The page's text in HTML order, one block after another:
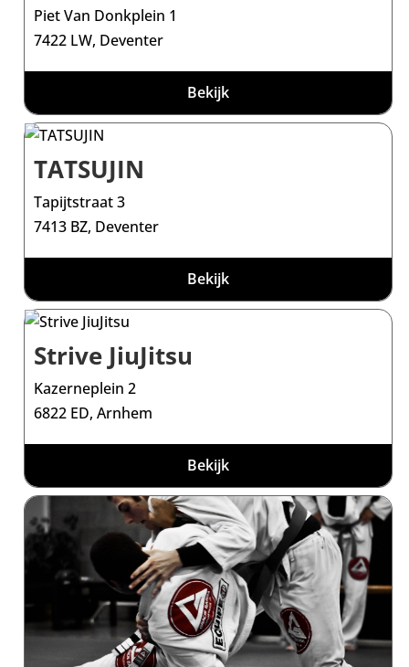
Piet Van Donkplein 1
7422 LW, Deventer
Bekijk
TATSUJIN
Tapijtstraat 3
7413 BZ, Deventer
Bekijk
Strive JiuJitsu
Kazerneplein 2
6822 ED, Arnhem
Bekijk